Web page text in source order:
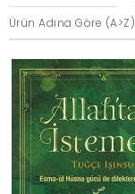
Ürün Adına Göre (A>Z)